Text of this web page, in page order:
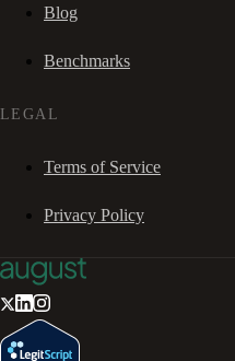
Blog
Benchmarks
LEGAL
Terms of Service
Privacy Policy